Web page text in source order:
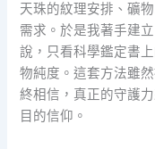
天珠的紋理安排、礦
需求。於是我著手建
說，只看科學鑑定書
物純度。這套方法雖
終相信，真正的守護
目的信仰。